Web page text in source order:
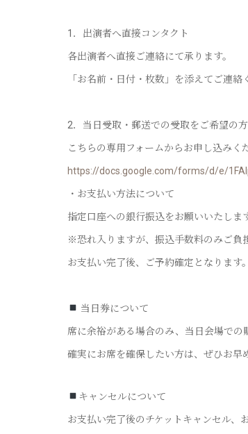
1．出演者へ直接コンタクト
各出演者へ直接ご連絡にて承ります。
「お名前・日付・枚数」を添えてご連絡
2．当日受取・郵送での受取をご希望の方
こちらの専用フォームからお申し込みく
https://docs.google.com/forms/d/e/
・お支払い方法について
指定口座への銀行振込をお願いいたしま
※恐れ入りますが、振込手数料のみご負
お支払い完了後、ご予約確定となります。
当日券について
席に余裕がある場合のみ、当日会場での
確実にお席を確保したい方は、ぜひお早
キャンセルについて
お支払い完了後のチケットキャンセル、